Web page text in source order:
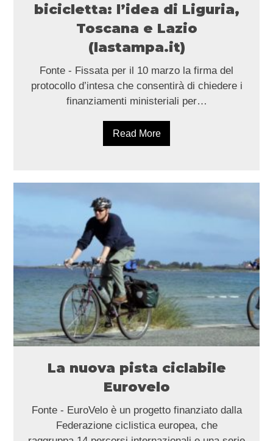
bicicletta: l’idea di Liguria,
Toscana e Lazio
(lastampa.it)
Fonte - Fissata per il 10 marzo la firma del
protocollo d’intesa che consentirà di chiedere i
finanziamenti ministeriali per…
Read More
La nuova pista ciclabile
Eurovelo
Fonte - EuroVelo è un progetto finanziato dalla
Federazione ciclistica europea, che